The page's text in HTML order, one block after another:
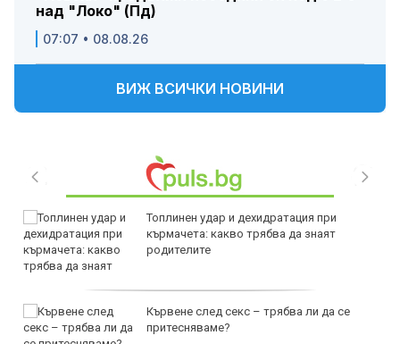
над "Локо" (Пд)
07:07 • 08.08.26
ВИЖ ВСИЧКИ НОВИНИ
Топлинен удар и дехидратация при
кърмачета: какво трябва да знаят
родителите
Кървене след секс – трябва ли да се
притесняваме?